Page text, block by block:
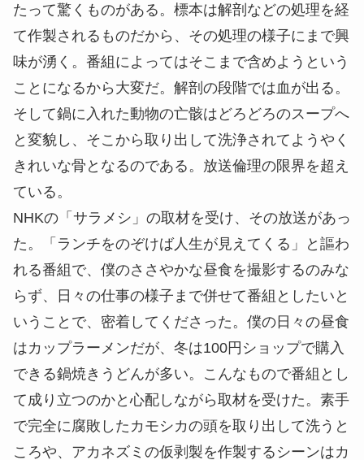
たって驚くものがある。標本は解剖などの処理を経
て作製されるものだから、その処理の様子にまで興
味が湧く。番組によってはそこまで含めようという
ことになるから大変だ。解剖の段階では血が出る。
そして鍋に入れた動物の亡骸はどろどろのスープへ
と変貌し、そこから取り出して洗浄されてようやく
きれいな骨となるのである。放送倫理の限界を超え
ている。
NHKの「サラメシ」の取材を受け、その放送があっ
た。「ランチをのぞけば人生が見えてくる」と謳わ
れる番組で、僕のささやかな昼食を撮影するのみな
らず、日々の仕事の様子まで併せて番組としたいと
いうことで、密着してくださった。僕の日々の昼食
はカップラーメンだが、冬は100円ショップで購入
できる鍋焼きうどんが多い。こんなもので番組とし
て成り立つのかと心配しながら取材を受けた。素手
で完全に腐敗したカモシカの頭を取り出して洗うと
ころや、アカネズミの仮剥製を作製するシーンはカ